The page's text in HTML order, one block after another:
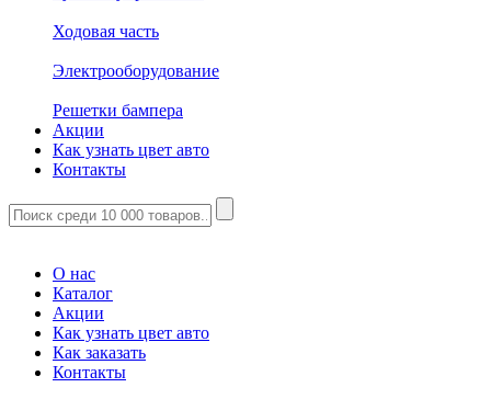
Ходовая часть
Электрооборудование
Решетки бампера
Акции
Как узнать цвет авто
Контакты
О нас
Каталог
Акции
Как узнать цвет авто
Как заказать
Контакты